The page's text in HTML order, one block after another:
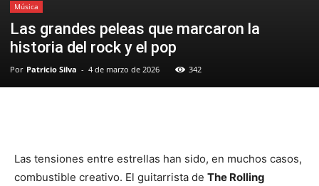
Música
Las grandes peleas que marcaron la
historia del rock y el pop
Por Patricio Silva - 4 de marzo de 2026 342
Las tensiones entre estrellas han sido, en muchos casos,
combustible creativo. El guitarrista de The Rolling